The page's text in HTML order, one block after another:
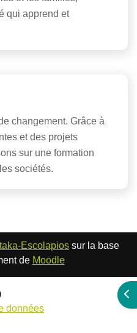
qui apprend et
changement. Grâce à
et des projets
sur une formation
sociétés.
Itaka-Escolapios sur la base
de Moodle
données